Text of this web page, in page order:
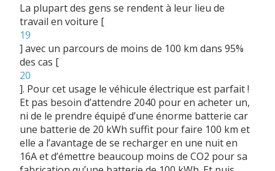
La plupart des gens se rendent à leur lieu de
travail en voiture [
19
] avec un parcours de moins de 100 km dans 95%
des cas [
20
]. Pour cet usage le véhicule électrique est parfait !
Et pas besoin d’attendre 2040 pour en acheter un,
ni de le prendre équipé d’une énorme batterie car
une batterie de 20 kWh suffit pour faire 100 km et
elle a l’avantage de se recharger en une nuit en
16A et d’émettre beaucoup moins de CO2 pour sa